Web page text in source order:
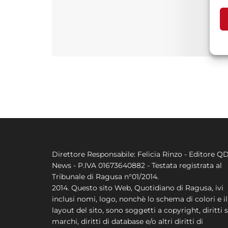
Direttore Responsabile: Felicia Rinzo - Editore
News - P.IVA 01673640882 - Testata registrata al
Tribunale di Ragusa n°01/2014.
2014. Questo sito Web, Quotidiano di Ragusa, ivi
inclusi nomi, logo, nonchè lo schema di colori e il
layout del sito, sono soggetti a copyright, diritti
marchi, diritti di database e/o altri diritti di